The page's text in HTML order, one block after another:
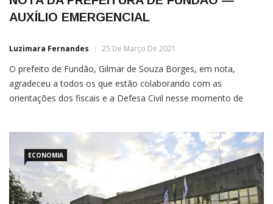
AUXÍLIO EMERGENCIAL
Luzimara Fernandes 25 De Março De 2021
O prefeito de Fundão, Gilmar de Souza Borges, em nota,
agradeceu a todos os que estão colaborando com as
orientações dos fiscais e a Defesa Civil nesse momento de
concedendo auxílio emergencial no valor de R$ 480,00, a […]
ECONOMIA